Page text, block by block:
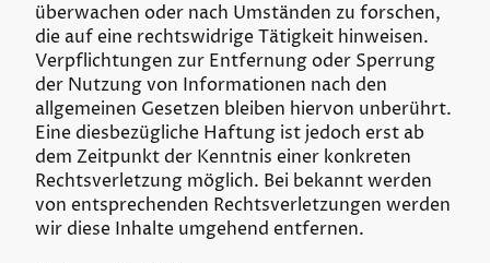
überwachen oder nach Umständen zu forschen,
die auf eine rechtswidrige Tätigkeit hinweisen.
Verpflichtungen zur Entfernung oder Sperrung
der Nutzung von Informationen nach den
allgemeinen Gesetzen bleiben hiervon unberührt.
Eine diesbezügliche Haftung ist jedoch erst ab
dem Zeitpunkt der Kenntnis einer konkreten
Rechtsverletzung möglich. Bei bekannt werden
von entsprechenden Rechtsverletzungen werden
wir diese Inhalte umgehend entfernen.